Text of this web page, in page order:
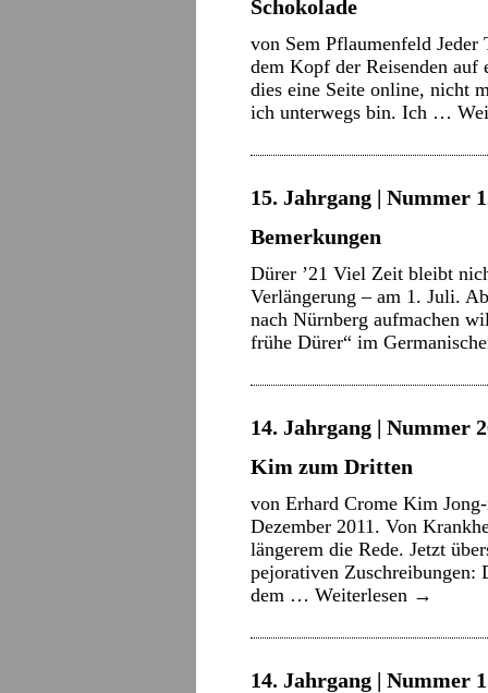
Schokolade
von Sem Pflaumenfeld Jeder
dem Kopf der Reisenden
dies eine Seite online, nicht
ich unterwegs bin. Ich …
15. Jahrgang | Nummer
Bemerkungen
Dürer ’21 Viel Zeit bleibt
Verlängerung – am 1. Juli.
nach Nürnberg aufmachen
frühe Dürer“ im
14. Jahrgang | Nummer
Kim zum Dritten
von Erhard Crome Kim
Dezember 2011. Von
längerem die Rede. Jetzt
pejorativen Zuschreibungen:
dem … Weiterlesen →
14. Jahrgang | Nummer